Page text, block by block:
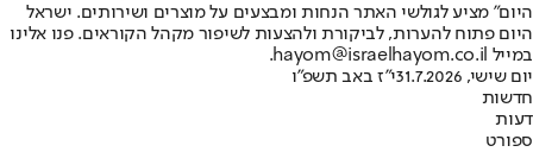
היום" מציע לגולשי האתר הנחות ומבצעים על מוצרים ושירותים. ישראל
היום פתוח להערות, לביקורת ולהצעות לשיפור מקהל הקוראים. פנו אלינו
במייל hayom@israelhayom.co.il.
יום שישי, 31.7.2026
י"ז באב תשפ"ו
חדשות
דעות
ספורט